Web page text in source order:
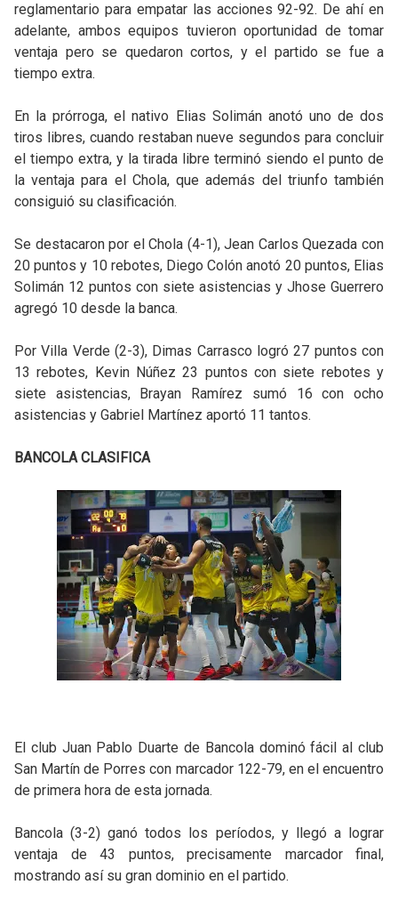
reglamentario para empatar las acciones 92-92. De ahí en
adelante, ambos equipos tuvieron oportunidad de tomar
ventaja pero se quedaron cortos, y el partido se fue a
tiempo extra.
En la prórroga, el nativo Elias Solimán anotó uno de dos
tiros libres, cuando restaban nueve segundos para concluir
el tiempo extra, y la tirada libre terminó siendo el punto de
la ventaja para el Chola, que además del triunfo también
consiguió su clasificación.
Se destacaron por el Chola (4-1), Jean Carlos Quezada con
20 puntos y 10 rebotes, Diego Colón anotó 20 puntos, Elias
Solimán 12 puntos con siete asistencias y Jhose Guerrero
agregó 10 desde la banca.
Por Villa Verde (2-3), Dimas Carrasco logró 27 puntos con
13 rebotes, Kevin Núñez 23 puntos con siete rebotes y
siete asistencias, Brayan Ramírez sumó 16 con ocho
asistencias y Gabriel Martínez aportó 11 tantos.
BANCOLA CLASIFICA
El club Juan Pablo Duarte de Bancola dominó fácil al club
San Martín de Porres con marcador 122-79, en el encuentro
de primera hora de esta jornada.
Bancola (3-2) ganó todos los períodos, y llegó a lograr
ventaja de 43 puntos, precisamente marcador final,
mostrando así su gran dominio en el partido.